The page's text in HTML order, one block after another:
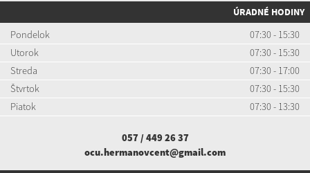
ÚRADNÉ HODINY
Pondelok
07:30 - 15:30
Utorok
07:30 - 15:30
Streda
07:30 - 17:00
Štvrtok
07:30 - 15:30
Piatok
07:30 - 13:30
057 / 449 26 37
ocu.hermanovcent@gmail.com